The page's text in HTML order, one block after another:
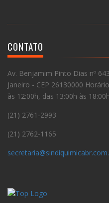
CONTATO
Av. Benjamim Pinto Dias nº
Janeiro - CEP 26130000
às 12:00h, das 13:00h às 18:00h
(21) 2761-2993
(21) 2762-1165